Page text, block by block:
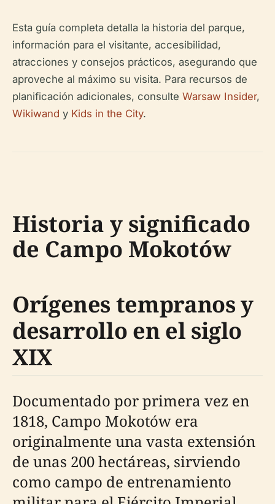
Esta guía completa detalla la historia del parque,
información para el visitante, accesibilidad,
atracciones y consejos prácticos, asegurando que
aproveche al máximo su visita. Para recursos de
planificación adicionales, consulte Warsaw Insider,
Wikiwand y Kids in the City.
Historia y significado
de Campo Mokotów
Orígenes tempranos y
desarrollo en el siglo
XIX
Documentado por primera vez en
1818, Campo Mokotów era
originalmente una vasta extensión
de unas 200 hectáreas, sirviendo
como campo de entrenamiento